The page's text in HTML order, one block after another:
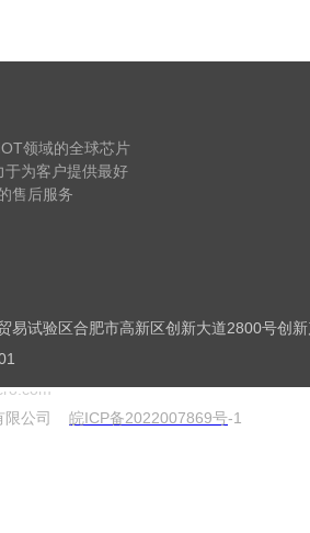
,用于生物信号检测的模
芯片
领域的全球芯片
于为客户提供最好
售后服务
易试验区合肥市高新区创新大道2800号创
限公司 皖ICP备2022007869号-1